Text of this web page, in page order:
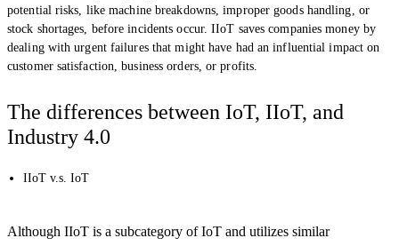
potential risks, like machine breakdowns, improper goods handling, or
stock shortages, before incidents occur. IIoT saves companies money by
dealing with urgent failures that might have had an influential impact on
customer satisfaction, business orders, or profits.
The differences between IoT, IIoT, and
Industry 4.0
IIoT v.s. IoT
Although IIoT is a subcategory of IoT and utilizes similar